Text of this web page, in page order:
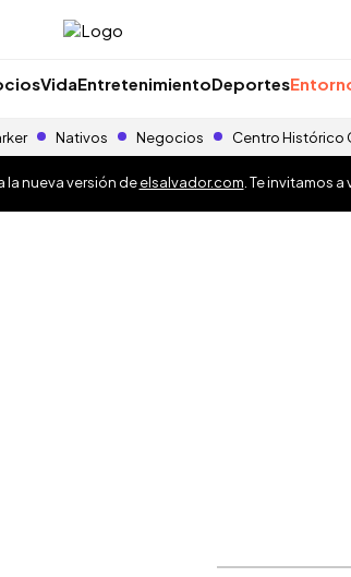
VidaEntretenimientoDeportes
Nativos Negocios Centro Histórico
la nueva versión deelsalvador.com . Te invitamos